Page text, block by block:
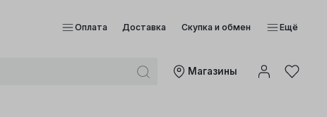
Оплата Доставка Скупка и обмен Ещё
Mагазины